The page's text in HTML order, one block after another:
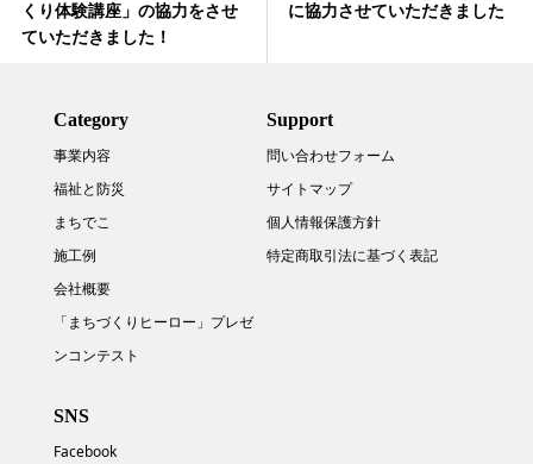
くり体験講座」の協力をさせ
ていただきました！
に協力させていただきました
Category
事業内容
福祉と防災
まちでこ
施工例
会社概要
「まちづくりヒーロー」プレゼ
ンコンテスト
Support
問い合わせフォーム
サイトマップ
個人情報保護方針
特定商取引法に基づく表記
SNS
Facebook